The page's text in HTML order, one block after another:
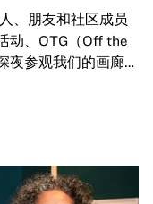
、朋友和社区成员
动、OTG（Off the
夜参观我们的画廊和